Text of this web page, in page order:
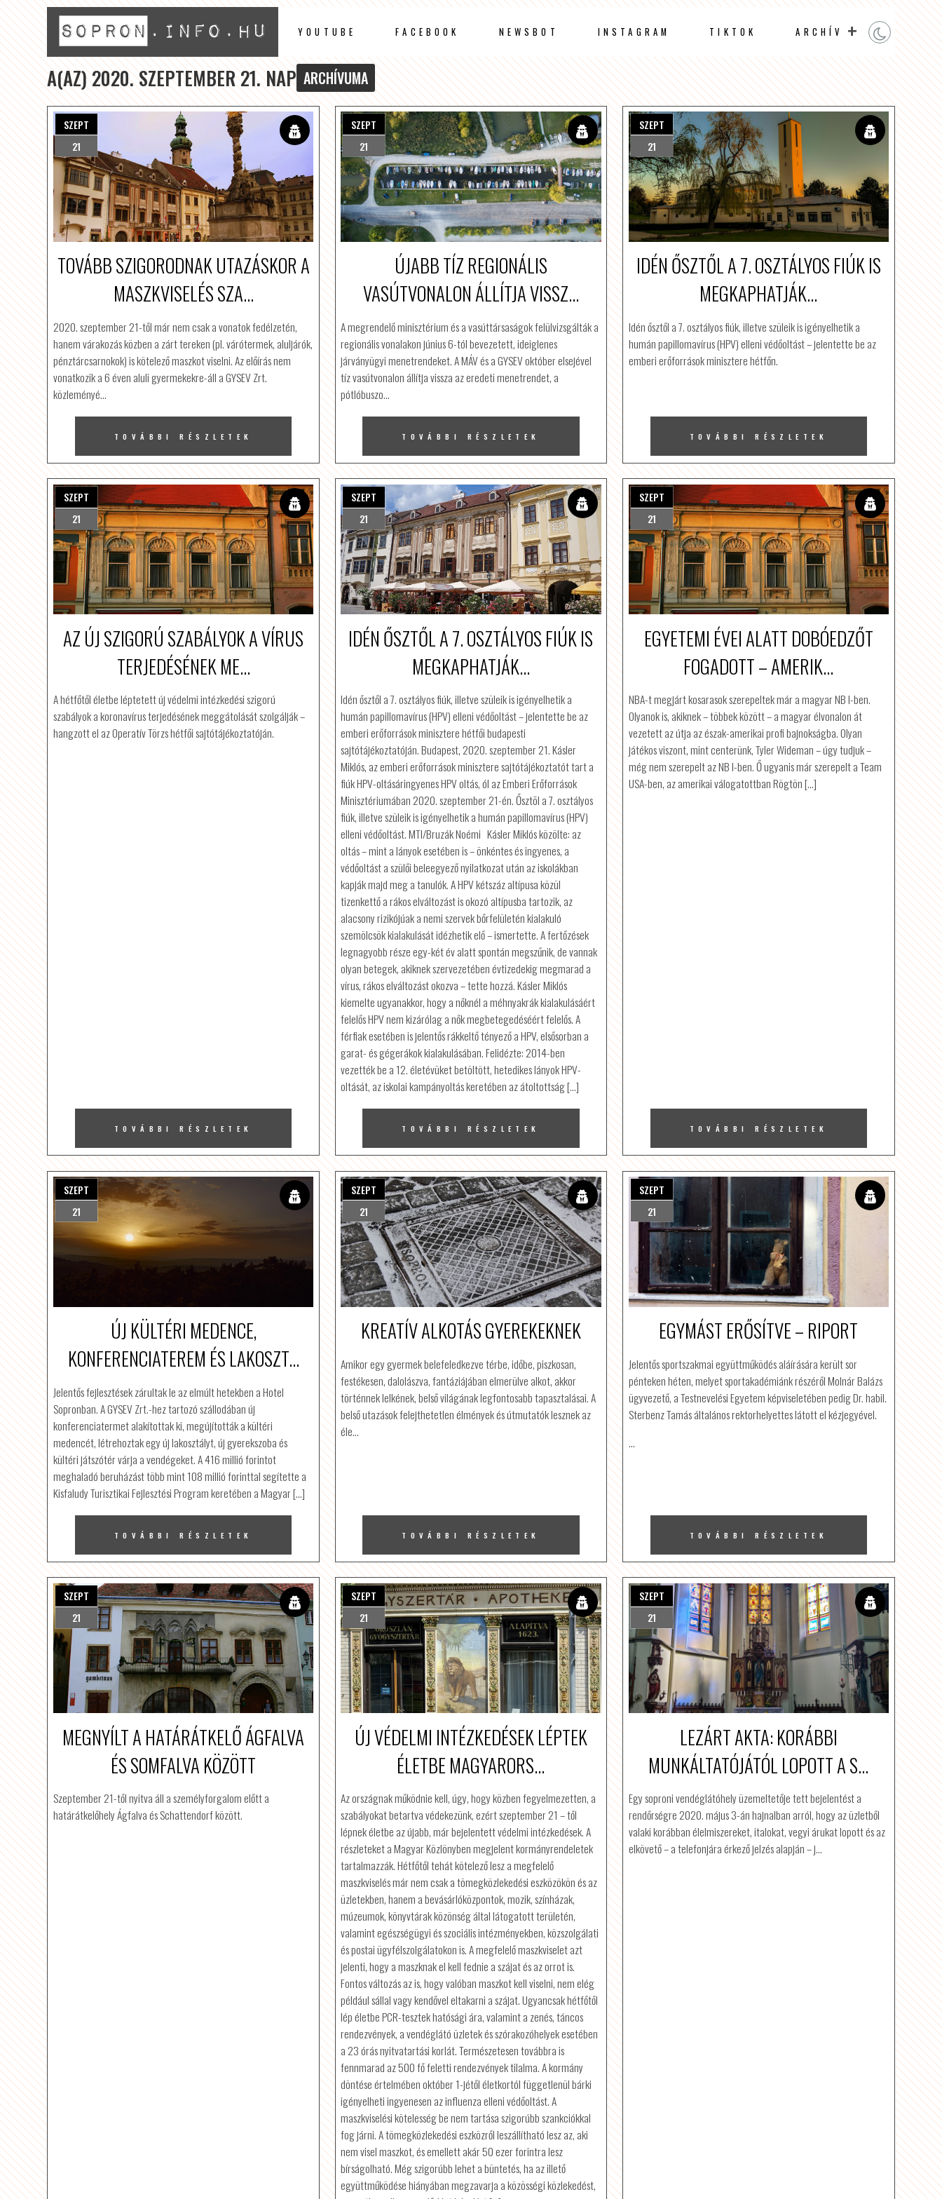
YOUTUBE FACEBOOK NEWSBOT INSTAGRAM TIKTOK ARCHÍV
A(AZ) 2020. SZEPTEMBER 21. NAP ARCHÍVUMA
SZEPT
21
TOVÁBB SZIGORODNAK UTAZÁSKOR A
MASZKVISELÉS SZA...
2020. szeptember 21-től már nem csak a vonatok fedélzetén,
hanem várakozás közben a zárt tereken (pl. várótermek, aluljárók,
pénztárcsarnokok) is kötelező maszkot viselni. Az előírás nem
vonatkozik a 6 éven aluli gyermekekre-áll a GYSEV Zrt.
közleményé…
TOVÁBBI RÉSZLETEK
SZEPT
21
ÚJABB TÍZ REGIONÁLIS
VASÚTVONALON ÁLLÍTJA VISSZ...
A megrendelő minisztérium és a vasúttársaságok felülvizsgálták a
regionális vonalakon június 6-tól bevezetett, ideiglenes
járványügyi menetrendeket. A MÁV és a GYSEV október elsejével
tíz vasútvonalon állítja vissza az eredeti menetrendet, a
pótlóbuszo…
TOVÁBBI RÉSZLETEK
SZEPT
21
IDÉN ŐSZTŐL A 7. OSZTÁLYOS FIÚK IS
MEGKAPHATJÁK...
Idén ősztől a 7. osztályos fiúk, illetve szüleik is igényelhetik a
humán papillomavírus (HPV) elleni védőoltást – jelentette be az
emberi erőforrások minisztere hétfőn.
TOVÁBBI RÉSZLETEK
SZEPT
21
AZ ÚJ SZIGORÚ SZABÁLYOK A VÍRUS
TERJEDÉSÉNEK ME...
A hétfőtől életbe léptetett új védelmi intézkedési szigorú
szabályok a koronavírus terjedésének meggátolását szolgálják –
hangzott el az Operatív Törzs hétfői sajtótájékoztatóján.
TOVÁBBI RÉSZLETEK
SZEPT
21
IDÉN ŐSZTŐL A 7. OSZTÁLYOS FIÚK IS
MEGKAPHATJÁK...
Idén ősztől a 7. osztályos fiúk, illetve szüleik is igényelhetik a
humán papillomavírus (HPV) elleni védőoltást – jelentette be az
emberi erőforrások minisztere hétfői budapesti
sajtótájékoztatóján. Budapest, 2020. szeptember 21. Kásler
Miklós, az emberi erőforrások minisztere sajtótájékoztatót tart a
fiúk HPV-oltásáringyenes HPV oltás, ól az Emberi Erőforrások
Minisztériumában 2020. szeptember 21-én. Ősztõl a 7. osztályos
fiúk, illetve szüleik is igényelhetik a humán papillomavírus (HPV)
elleni védőoltást. MTI/Bruzák Noémi Kásler Miklós közölte: az
oltás – mint a lányok esetében is – önkéntes és ingyenes, a
védőoltást a szülői beleegyező nyilatkozat után az iskolákban
kapják majd meg a tanulók. A HPV kétszáz altípusa közül
tizenkettő a rákos elváltozást is okozó altípusba tartozik, az
alacsony rizikójúak a nemi szervek bőrfelületén kialakuló
szemölcsök kialakulását idézhetik elő – ismertette. A fertőzések
legnagyobb része egy-két év alatt spontán megszűnik, de vannak
olyan betegek, akiknek szervezetében évtizedekig megmarad a
vírus, rákos elváltozást okozva – tette hozzá. Kásler Miklós
kiemelte ugyanakkor, hogy a nőknél a méhnyakrák kialakulásáért
felelős HPV nem kizárólag a nők megbetegedéséért felelős. A
férfiak esetében is jelentős rákkeltő tényező a HPV, elsősorban a
garat- és gégerákok kialakulásában. Felidézte: 2014-ben
vezették be a 12. életévüket betöltött, hetedikes lányok HPV-
oltását, az iskolai kampányoltás keretében az átoltottság […]
TOVÁBBI RÉSZLETEK
SZEPT
21
EGYETEMI ÉVEI ALATT DOBÓEDZŐT
FOGADOTT – AMERIK...
NBA-t megjárt kosarasok szerepeltek már a magyar NB I-ben.
Olyanok is, akiknek – többek között – a magyar élvonalon át
vezetett az útja az észak-amerikai profi bajnokságba. Olyan
játékos viszont, mint centerünk, Tyler Wideman – úgy tudjuk –
még nem szerepelt az NB I-ben. Ő ugyanis már szerepelt a Team
USA-ben, az amerikai válogatottban Rögtön […]
TOVÁBBI RÉSZLETEK
SZEPT
21
ÚJ KÜLTÉRI MEDENCE,
KONFERENCIATEREM ÉS LAKOSZT...
Jelentős fejlesztések zárultak le az elmúlt hetekben a Hotel
Sopronban. A GYSEV Zrt.-hez tartozó szállodában új
konferenciatermet alakítottak ki, megújították a kültéri
medencét, létrehoztak egy új lakosztályt, új gyerekszoba és
kültéri játszótér várja a vendégeket. A 416 millió forintot
meghaladó beruházást több mint 108 millió forinttal segítette a
Kisfaludy Turisztikai Fejlesztési Program keretében a Magyar […]
TOVÁBBI RÉSZLETEK
SZEPT
21
KREATÍV ALKOTÁS GYEREKEKNEK
Amikor egy gyermek belefeledkezve térbe, időbe, piszkosan,
festékesen, dalolászva, fantáziájában elmerülve alkot, akkor
történnek lelkének, belső világának legfontosabb tapasztalásai. A
belső utazások felejthetetlen élmények és útmutatók lesznek az
éle…
TOVÁBBI RÉSZLETEK
SZEPT
21
EGYMÁST ERŐSÍTVE – RIPORT
Jelentős sportszakmai együttműködés aláírására került sor
pénteken héten, melyet sportakadémiánk részéről Molnár Balázs
ügyvezető, a Testnevelési Egyetem képviseletében pedig Dr. habil.
Sterbenz Tamás általános rektorhelyettes látott el kézjegyével.
…
TOVÁBBI RÉSZLETEK
SZEPT
21
MEGNYÍLT A HATÁRÁTKELŐ ÁGFALVA
ÉS SOMFALVA KÖZÖTT
Szeptember 21-től nyitva áll a személyforgalom előtt a
határátkelőhely Ágfalva és Schattendorf között.
SZEPT
21
ÚJ VÉDELMI INTÉZKEDÉSEK LÉPTEK
ÉLETBE MAGYARORS...
Az országnak működnie kell, úgy, hogy közben fegyelmezetten, a
szabályokat betartva védekezünk, ezért szeptember 21 – től
lépnek életbe az újabb, már bejelentett védelmi intézkedések. A
részleteket a Magyar Közlönyben megjelent kormányrendeletek
tartalmazzák. Hétfőtől tehát kötelező lesz a megfelelő
maszkviselés már nem csak a tömegközlekedési eszközökön és az
üzletekben, hanem a bevásárlóközpontok, mozik, színházak,
múzeumok, könyvtárak közönség által látogatott területén,
valamint egészségügyi és szociális intézményekben, közszolgálati
és postai ügyfélszolgálatokon is. A megfelelő maszkviselet azt
jelenti, hogy a maszknak el kell fednie a szájat és az orrot is.
Fontos változás az is, hogy valóban maszkot kell viselni, nem elég
például sállal vagy kendővel eltakarni a szájat. Ugyancsak hétfőtől
lép életbe PCR-tesztek hatósági ára, valamint a zenés, táncos
rendezvények, a vendéglátó üzletek és szórakozóhelyek esetében
a 23 órás nyitvatartási korlát. Természetesen továbbra is
fennmarad az 500 fő feletti rendezvények tilalma. A kormány
döntése értelmében október 1-jétől életkortól függetlenül bárki
igényelheti ingyenesen az influenza elleni védőoltást. A
maszkviselési kötelesség be nem tartása szigorúbb szankciókkal
fog járni. A tömegközlekedési eszközről leszállítható lesz az, aki
nem visel maszkot, és emellett akár 50 ezer forintra lesz
bírságolható. Még szigorúbb lehet a büntetés, ha az illető
együttműködése hiányában megzavarja a közösségi közlekedést,
SZEPT
21
LEZÁRT AKTA: KORÁBBI
MUNKÁLTATÓJÁTÓL LOPOTT A S...
Egy soproni vendéglátóhely üzemeltetője tett bejelentést a
rendőrségre 2020. május 3-án hajnalban arról, hogy az üzletből
valaki korábban élelmiszereket, italokat, vegyi árukat lopott és az
elkövető – a telefonjára érkező jelzés alapján – j…